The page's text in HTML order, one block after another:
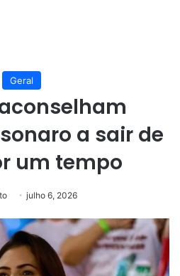
Geral
a sair de
um tempo
julho 6, 2026